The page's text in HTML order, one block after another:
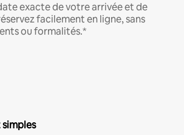
exacte de votre arrivée et de
facilement en ligne, sans
ou formalités.*